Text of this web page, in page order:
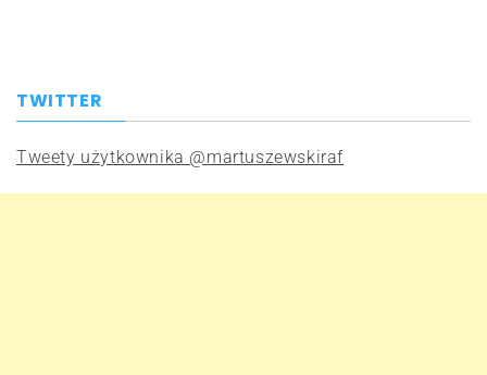
TWITTER
Tweety użytkownika @martuszewskiraf